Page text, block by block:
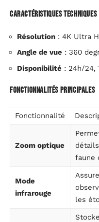
Caractéristiques techniques
Résolution : 4K Ultra
Angle de vue : 360
Disponibilité : 24h/24,
Fonctionnalités principales
Fonctionnalité
Zoom optique
faune
Mode
infrarouge
les